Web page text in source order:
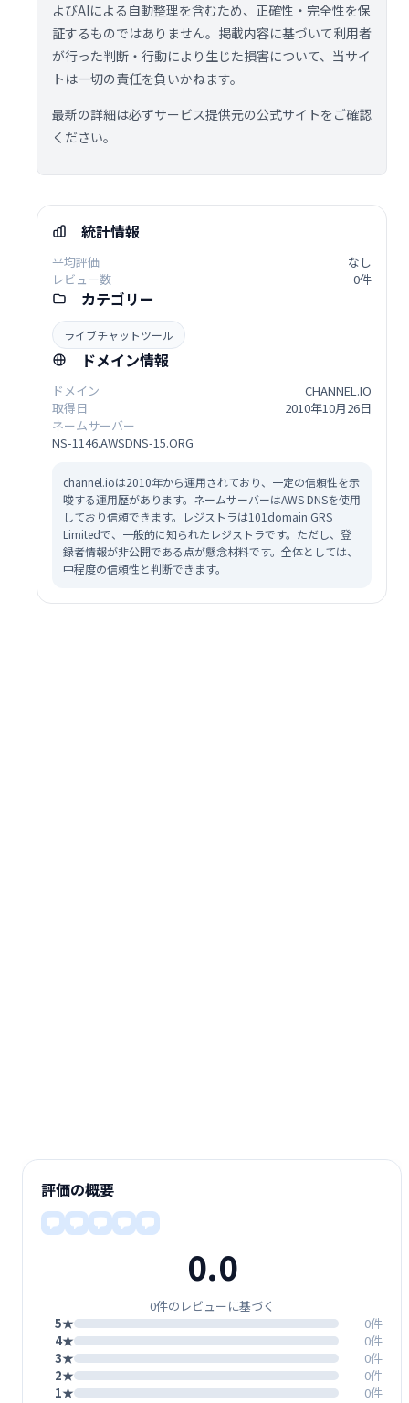
よびAIによる自動整理を含むため、正確性・完全性を保
証するものではありません。掲載内容に基づいて利用者
が行った判断・行動により生じた損害について、当サイ
トは一切の責任を負いかねます。
最新の詳細は必ずサービス提供元の公式サイトをご確認
ください。
統計情報
平均評価
なし
レビュー数
0件
カテゴリー
ライブチャットツール
ドメイン情報
ドメイン
CHANNEL.IO
取得日
2010年10月26日
ネームサーバー
NS-1146.AWSDNS-15.ORG
channel.ioは2010年から運用されており、一定の信頼性を示
唆する運用歴があります。ネームサーバーはAWS DNSを使用
しており信頼できます。レジストラは101domain GRS
Limitedで、一般的に知られたレジストラです。ただし、登
録者情報が非公開である点が懸念材料です。全体としては、
中程度の信頼性と判断できます。
評価の概要
0.0
0件のレビューに基づく
5★
0件
4★
0件
3★
0件
2★
0件
1★
0件